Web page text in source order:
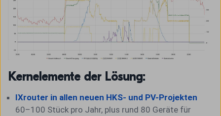
Kernelemente der Lösung:
IXrouter in allen neuen HKS- und PV-Projekten
60–100 Stück pro Jahr, plus rund 80 Geräte für